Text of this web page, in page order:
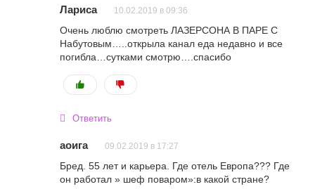
Лариса 10.02.2019 в 09:36
Очень люблю смотреть ЛАЗЕРСОНА В ПАРЕ С
Набутовым…..открыла канал еда недавно и все
погибла…сутками смотрю….спасибо
Ответить
аоига 09.02.2019 в 17:27
Бред. 55 лет и карьера. Где отель Европа??? Где
он работал » шеф поваром»:в какой стране?